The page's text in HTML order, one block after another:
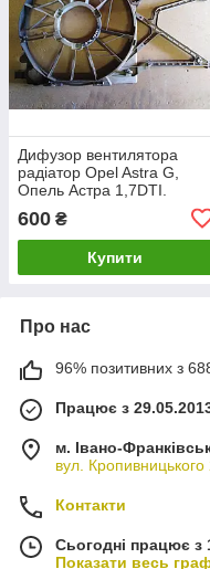
Дифузор вентилятора
радіатор Opel Astra G,
Опель Астра 1,7DTI.
600 ₴
Купити
Про нас
96% позитивних з 688
Працює з
м. Івано-
вул. Кропивницького
Контакти
Сьогодні працює з
Показати весь